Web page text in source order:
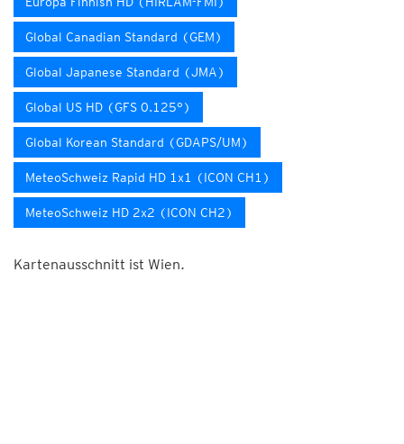
Global Canadian Standard (GEM)
Global Japanese Standard (JMA)
Global US HD (GFS 0.125°)
Global Korean Standard (GDAPS/UM)
MeteoSchweiz Rapid HD 1x1 (ICON CH1)
MeteoSchweiz HD 2x2 (ICON CH2)
Kartenausschnitt ist Wien.